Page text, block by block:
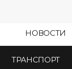
НОВОСТИ
ТРАНСПОРТ